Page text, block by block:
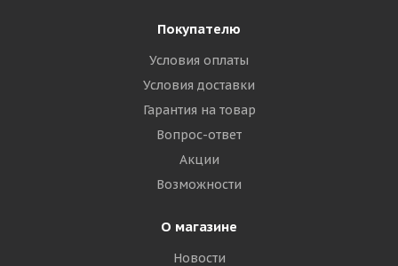
Покупателю
Условия оплаты
Условия доставки
Гарантия на товар
Вопрос-ответ
Акции
Возможности
О магазине
Новости